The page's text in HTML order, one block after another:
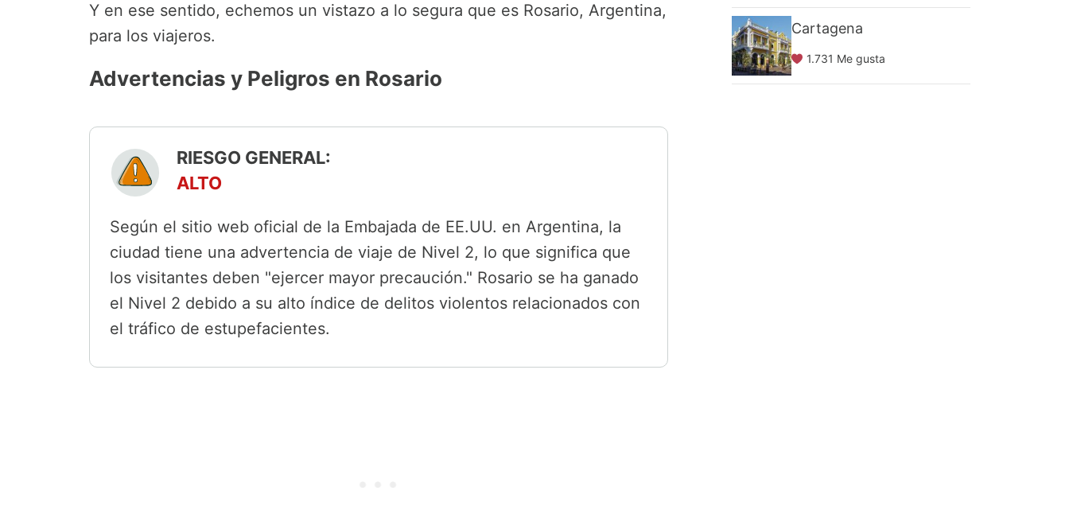
Y en ese sentido, echemos un vistazo a lo segura que es Rosario, Argentina,
para los viajeros.
Advertencias y Peligros en Rosario
RIESGO GENERAL:
ALTO
Según el sitio web oficial de la Embajada de EE.UU. en Argentina, la
ciudad tiene una advertencia de viaje de Nivel 2, lo que significa que
los visitantes deben "ejercer mayor precaución." Rosario se ha ganado
el Nivel 2 debido a su alto índice de delitos violentos relacionados con
el tráfico de estupefacientes.
Cartagena
1.731 Me gusta